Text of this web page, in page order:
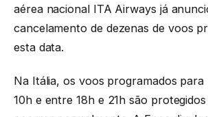
aérea nacional ITA Airways já
cancelamento de dezenas de voos
esta data.
Na Itália, os voos programados
10h e entre 18h e 21h são